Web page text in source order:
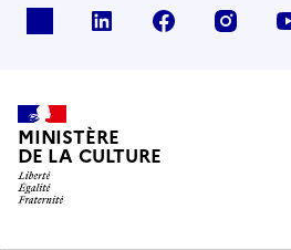
linkedin facebook
MINISTÈRE
DE LA CULTURE